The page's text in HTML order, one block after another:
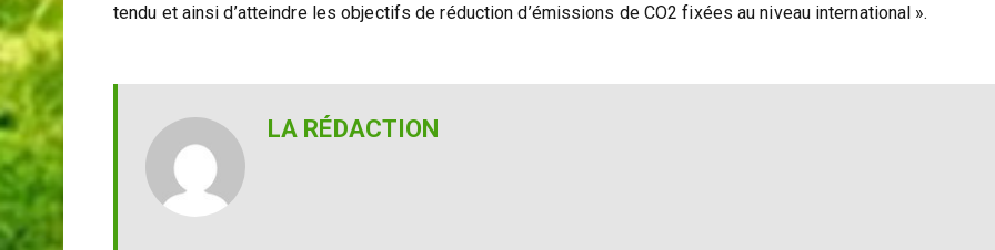
tendu et ainsi d’atteindre les objectifs de réduction d’émissions de CO2 fixées au niveau international ».
LA RÉDACTION